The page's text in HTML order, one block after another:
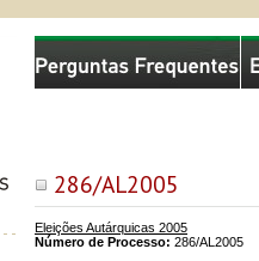
286/AL2005
Eleições Autárquicas 2005
Número de Processo: 286/AL2005
Comissão Nacional de Eleições